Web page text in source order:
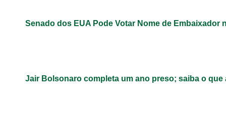
Senado dos EUA Pode Votar Nome de Embaixador
Jair Bolsonaro completa um ano preso; saiba o que